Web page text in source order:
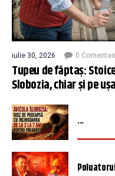
iulie 30, 2026 0
Tupeu de făptaș:
Slobozia, chiar și pe
...